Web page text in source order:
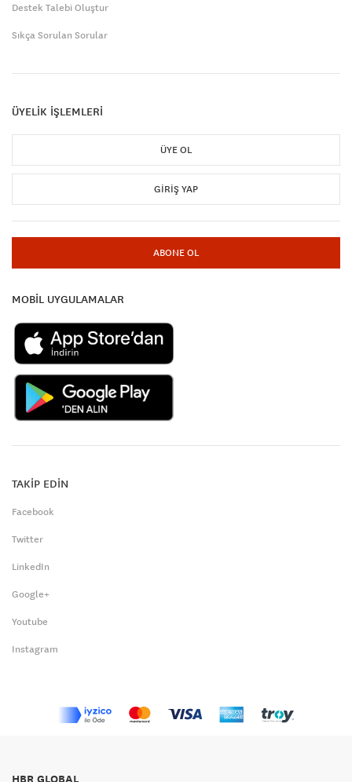
Destek Talebi Oluştur
Sıkça Sorulan Sorular
ÜYELİK İŞLEMLERİ
ÜYE OL
GIRIŞ YAP
ABONE OL
MOBİL UYGULAMALAR
TAKİP EDİN
Facebook
Twitter
LinkedIn
Google+
Youtube
Instagram